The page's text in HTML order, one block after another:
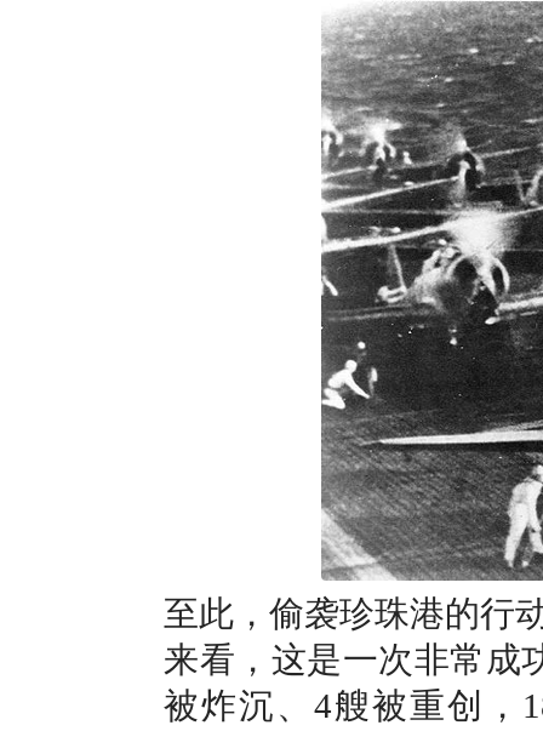
至此，偷袭珍珠港的行
来看，这是一次非常成
被炸沉、4艘被重创，